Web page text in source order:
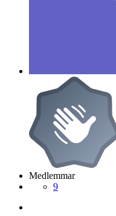
Medlemmar
9